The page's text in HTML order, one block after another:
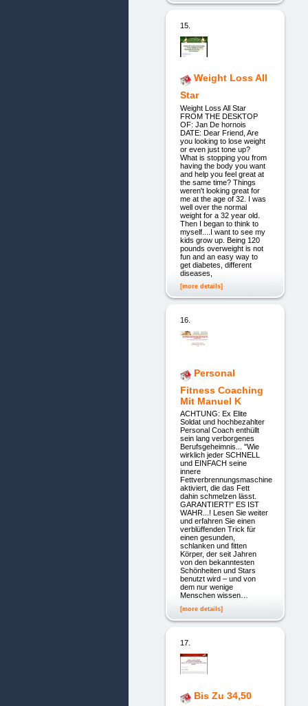
15.
Weight Loss All
Star
Weight Loss All Star
FROM THE DESKTOP
OF: Jan De hornois
DATE: Dear Friend, Are
you looking to lose weight
or even just tone up?
What is stopping you from
having the body you want
and help you feel great at
the same time? Things
weren't looking great for
me at the age of 32. I was
well over the normal
weight for a 32 year old.
Then I began to think to
myself....I want to see my
kids grow up. Being 120
pounds overweight is not
fun and an easy way to
get diabetes, different
diseases,
[more details]
16.
Personal
Fitness Coaching
Mit Manuel K
ACHTUNG: Ex Elite
Soldat und hochbezahlter
Personal Coach enthüllt
sein lang verborgenes
Berufsgeheimnis... "Wie
wirklich jeder SCHNELL
und EINFACH seine
innere
Fettverbrennungsmaschine
aktiviert, die das Fett
dahin schmelzen lässt.
GARANTIERT!" ES IST
WAHR...! Lesen Sie weiter
und erfahren Sie einen
verblüffenden Trick für
einen gesunden,
schlanken und fitten
Körper, der seit Jahren
von den bekanntesten
Schönheiten und Stars
benutzt wird – und von
dem nur wenige
Menschen wissen…
[more details]
17.
Bis Zu 34,50